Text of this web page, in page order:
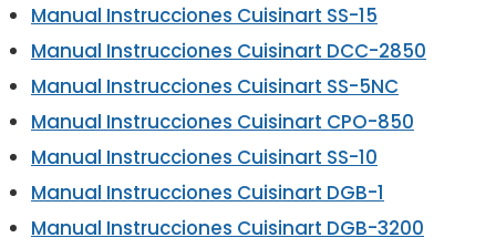
Manual Instrucciones Cuisinart SS-15
Manual Instrucciones Cuisinart DCC-2850
Manual Instrucciones Cuisinart SS-5NC
Manual Instrucciones Cuisinart CPO-850
Manual Instrucciones Cuisinart SS-10
Manual Instrucciones Cuisinart DGB-1
Manual Instrucciones Cuisinart DGB-3200